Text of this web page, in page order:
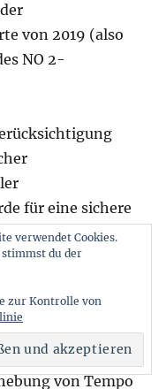
von 2019 (also
NO 2-
für eine sichere
Schwank
von 3 µg/ m³
dann nicht
prognostizierte
von Tempo
verwendet Cookies.
du der
zur Kontrolle von